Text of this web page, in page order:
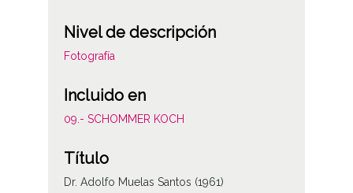
Nivel de descripción
Fotografía
Incluido en
09.- SCHOMMER KOCH
Título
Dr. Adolfo Muelas Santos (1961)